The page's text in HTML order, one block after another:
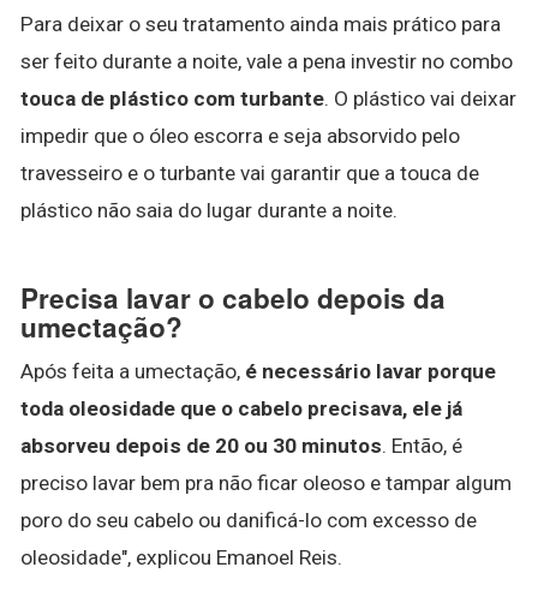
Para deixar o seu tratamento ainda mais prático para
ser feito durante a noite, vale a pena investir no combo
touca de plástico com turbante. O plástico vai deixar
impedir que o óleo escorra e seja absorvido pelo
travesseiro e o turbante vai garantir que a touca de
plástico não saia do lugar durante a noite.
Precisa lavar o cabelo depois da
umectação?
Após feita a umectação, é necessário lavar porque
toda oleosidade que o cabelo precisava, ele já
absorveu depois de 20 ou 30 minutos. Então, é
preciso lavar bem pra não ficar oleoso e tampar algum
poro do seu cabelo ou danificá-lo com excesso de
oleosidade", explicou Emanoel Reis.